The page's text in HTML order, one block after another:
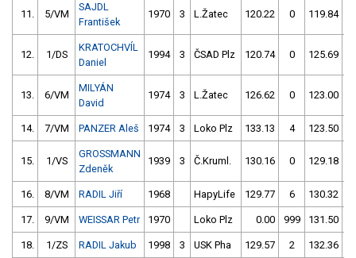
11. 5/VM
SAJDL
František
1970 3 L.Žatec 120.22 0 119.84
12. 1/DS
KRATOCHVÍL
Daniel
1994 3 ČSAD Plz 120.74 0 125.69
13. 6/VM
MILYÁN
David
1974 3 L.Žatec 126.62 0 123.00
14. 7/VM PANZER Aleš 1974 3 Loko Plz 133.13 4 123.50
15. 1/VS
GROSSMANN
Zdeněk
1939 3 Č.Kruml. 130.16 0 129.18
16. 8/VM RADIL Jiří 1968 HapyLife 129.77 6 130.32
17. 9/VM WEISSAR Petr 1970 Loko Plz 0.00 999 131.50
18. 1/ZS RADIL Jakub 1998 3 USK Pha 129.57 2 132.36